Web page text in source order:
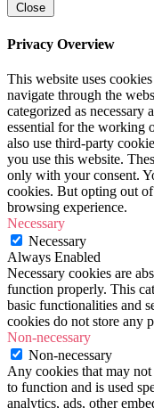
Close
Privacy Overview
This website uses
navigate through the
categorized as necessary
essential for the working
also use third-party
you use this website.
only with your consent.
cookies. But opting out
browsing experience.
Necessary
Necessary
Always Enabled
Necessary cookies are
function properly. This
basic functionalities and
cookies do not store any
Non-necessary
Non-necessary
Any cookies that may
to function and is used
analytics, ads, other